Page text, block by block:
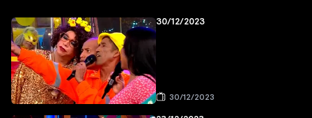
30/12/2023
30/12/2023